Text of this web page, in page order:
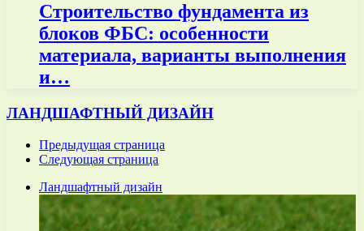
Строительство фундамента из
блоков ФБС: особенности
материала, варианты выполнения
и…
ЛАНДШАФТНЫЙ ДИЗАЙН
Предыдущая страница
Следующая страница
Ландшафтный дизайн